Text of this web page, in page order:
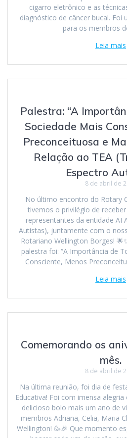
cigarro eletrônico e as
diagnóstico de câncer bucal. Foi
para os membros
Leia mais
Palestra: “A
Sociedade Mais
Preconceituosa e
Relação ao TEA
Espectro
8 de abril de
No último encontro do Rotary
tivemos o privilégio de
representantes da entidade
Autistas), juntamente com o
Rotariano Wellington Borges!
palestra foi: “A Importância de
Consciente, Menos
Leia mais
Comemorando os
mês.
8 de abril de
Na última reunião, foi dia de
Educativa! Foi com imensa
delicioso bolo mais um ano de
membros Adriana, Celia, Maria
Wellington! 🥳🎉 Que momento